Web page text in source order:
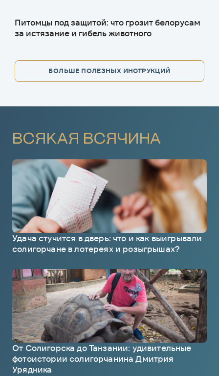
Питомцы под защитой: что грозит белорусам
за истязание и гибель животного
БОЛЬШЕ ПОЛЕЗНЫХ ИНСТРУКЦИЙ
ВСЯКАЯ ВСЯЧИНА
Удача стучится в дверь: что и как выигрывали
солигорчане в лотереях и розыгрышах?
От Солигорска до Танзании: удивительные
фотоистории солигорчанина Дмитрия
Урядника